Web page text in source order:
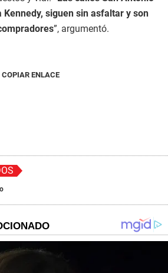
Kennedy, siguen sin asfaltar y son
”, argumentó.
COPIAR ENLACE